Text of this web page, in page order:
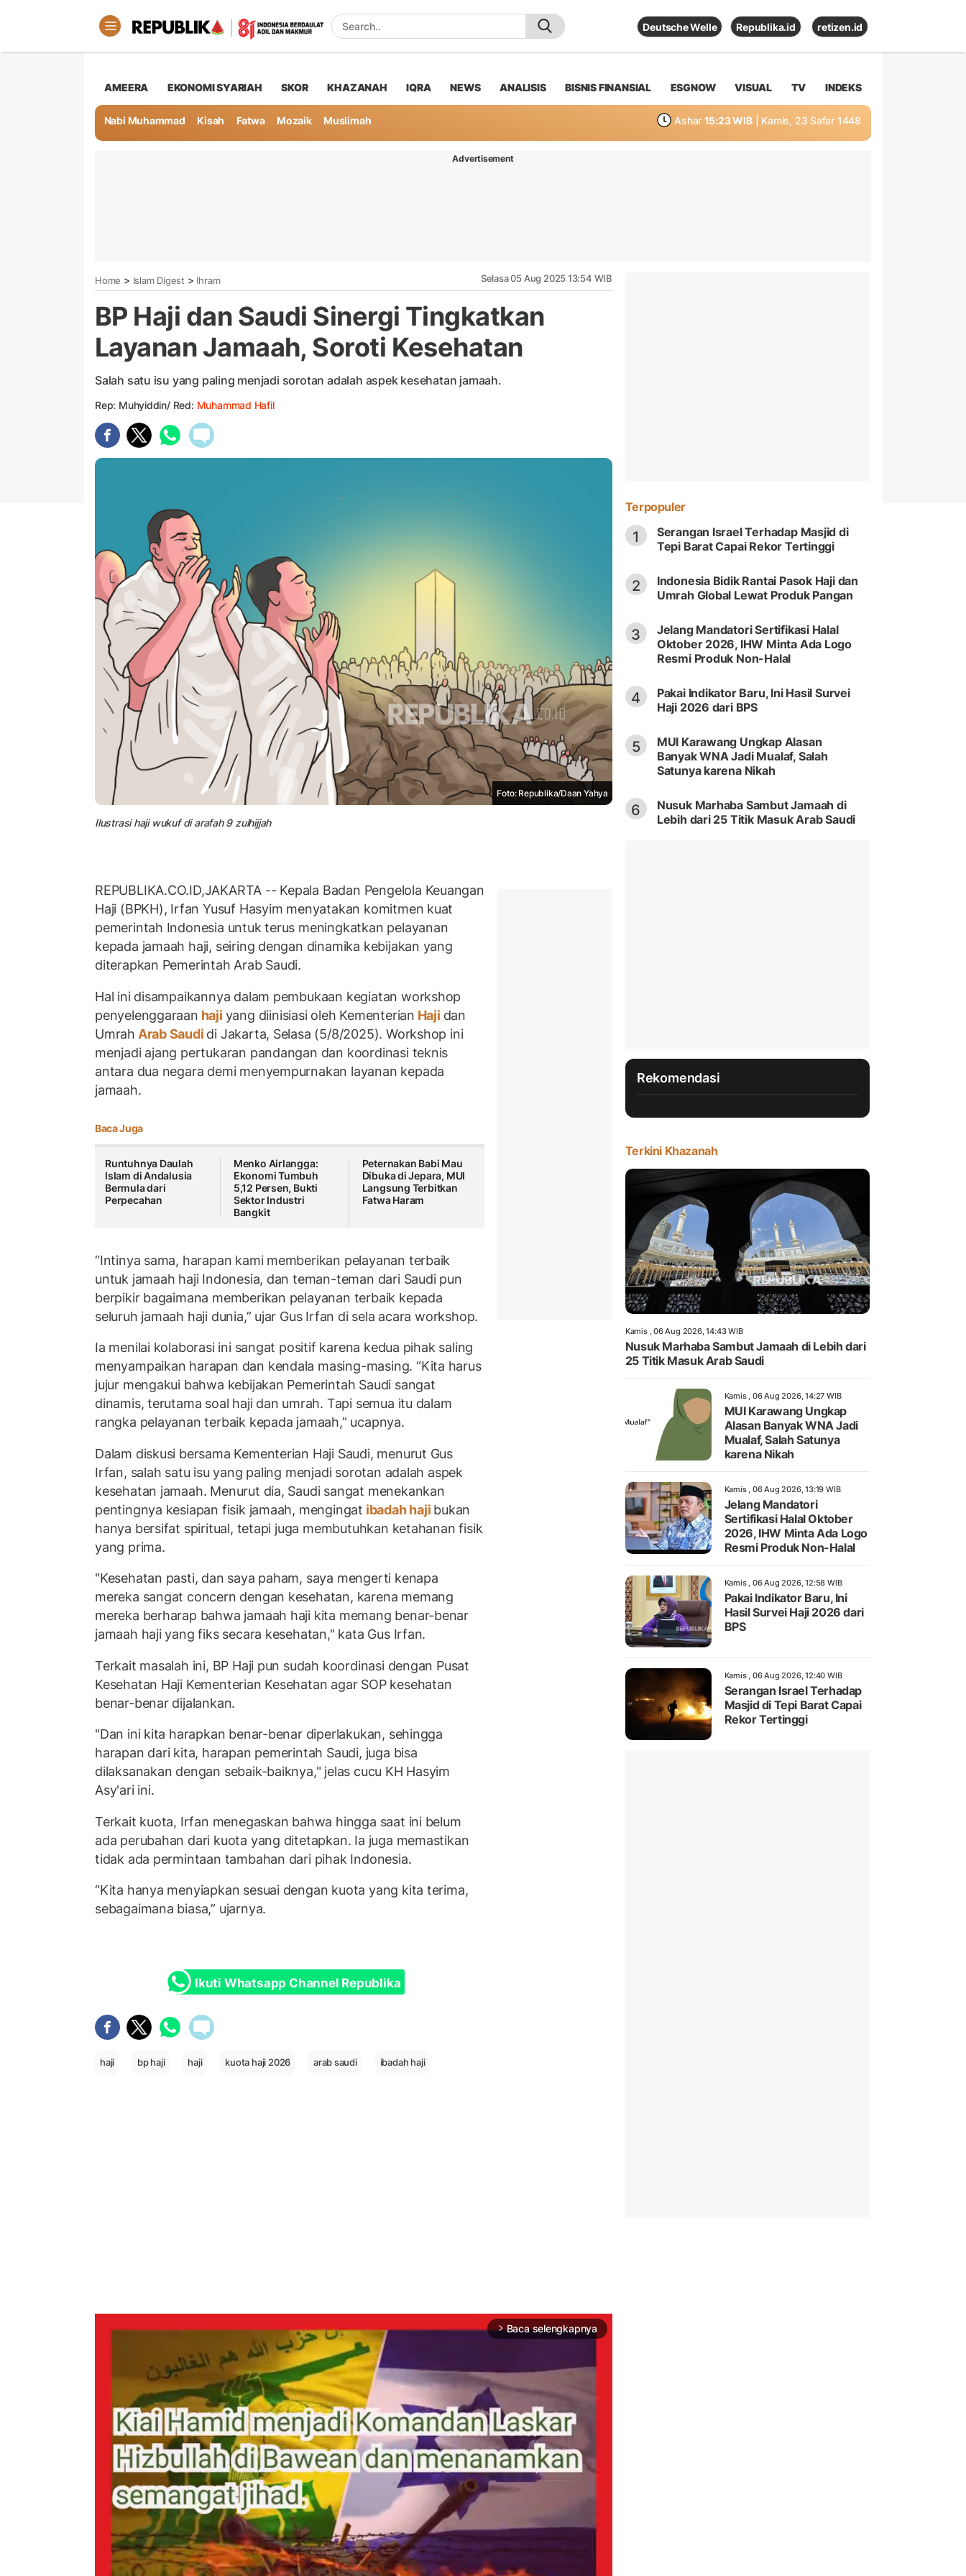
Deutsche Welle Republika.id retizen.id
AMEERA EKONOMI SYARIAH SKOR KHAZANAH IQRA NEWS ANALISIS BISNIS FINANSIAL ESGNOW VISUAL TV INDEKS
Nabi Muhammad Kisah Fatwa Mozaik Muslimah Ashar 15:23 WIB | Kamis, 23 Safar 1448
Advertisement
Home > Islam Digest > Ihram Selasa 05 Aug 2025 13:54 WIB
BP Haji dan Saudi Sinergi Tingkatkan
Layanan Jamaah, Soroti Kesehatan
Salah satu isu yang paling menjadi sorotan adalah aspek kesehatan jamaah.
Rep: Muhyiddin/ Red: Muhammad Hafil
Foto: Republika/Daan Yahya
Ilustrasi haji wukuf di arafah 9 zulhijjah
REPUBLIKA.CO.ID,JAKARTA -- Kepala Badan Pengelola Keuangan
Haji (BPKH), Irfan Yusuf Hasyim menyatakan komitmen kuat
pemerintah Indonesia untuk terus meningkatkan pelayanan
kepada jamaah haji, seiring dengan dinamika kebijakan yang
diterapkan Pemerintah Arab Saudi.
Hal ini disampaikannya dalam pembukaan kegiatan workshop
penyelenggaraan haji yang diinisiasi oleh Kementerian Haji dan
Umrah Arab Saudi di Jakarta, Selasa (5/8/2025). Workshop ini
menjadi ajang pertukaran pandangan dan koordinasi teknis
antara dua negara demi menyempurnakan layanan kepada
jamaah.
Baca Juga
Runtuhnya Daulah
Islam di Andalusia
Bermula dari
Perpecahan
Menko Airlangga:
Ekonomi Tumbuh
5,12 Persen, Bukti
Sektor Industri
Bangkit
Peternakan Babi Mau
Dibuka di Jepara, MUI
Langsung Terbitkan
Fatwa Haram
“Intinya sama, harapan kami memberikan pelayanan terbaik
untuk jamaah haji Indonesia, dan teman-teman dari Saudi pun
berpikir bagaimana memberikan pelayanan terbaik kepada
seluruh jamaah haji dunia,” ujar Gus Irfan di sela acara workshop.
Ia menilai kolaborasi ini sangat positif karena kedua pihak saling
menyampaikan harapan dan kendala masing-masing. “Kita harus
jujur mengakui bahwa kebijakan Pemerintah Saudi sangat
dinamis, terutama soal haji dan umrah. Tapi semua itu dalam
rangka pelayanan terbaik kepada jamaah,” ucapnya.
Dalam diskusi bersama Kementerian Haji Saudi, menurut Gus
Irfan, salah satu isu yang paling menjadi sorotan adalah aspek
kesehatan jamaah. Menurut dia, Saudi sangat menekankan
pentingnya kesiapan fisik jamaah, mengingat ibadah haji bukan
hanya bersifat spiritual, tetapi juga membutuhkan ketahanan fisik
yang prima.
"Kesehatan pasti, dan saya paham, saya mengerti kenapa
mereka sangat concern dengan kesehatan, karena memang
mereka berharap bahwa jamaah haji kita memang benar-benar
jamaah haji yang fiks secara kesehatan," kata Gus Irfan.
Terkait masalah ini, BP Haji pun sudah koordinasi dengan Pusat
Kesehatan Haji Kementerian Kesehatan agar SOP kesehatan
benar-benar dijalankan.
"Dan ini kita harapkan benar-benar diperlakukan, sehingga
harapan dari kita, harapan pemerintah Saudi, juga bisa
dilaksanakan dengan sebaik-baiknya," jelas cucu KH Hasyim
Asy'ari ini.
Terkait kuota, Irfan menegaskan bahwa hingga saat ini belum
ada perubahan dari kuota yang ditetapkan. Ia juga memastikan
tidak ada permintaan tambahan dari pihak Indonesia.
“Kita hanya menyiapkan sesuai dengan kuota yang kita terima,
sebagaimana biasa,” ujarnya.
Ikuti Whatsapp Channel Republika
haji bp haji haji kuota haji 2026 arab saudi ibadah haji
arrow_forward_ios Baca selengkapnya
Terpopuler
1
Serangan Israel Terhadap Masjid di
Tepi Barat Capai Rekor Tertinggi
2
Indonesia Bidik Rantai Pasok Haji dan
Umrah Global Lewat Produk Pangan
3
Jelang Mandatori Sertifikasi Halal
Oktober 2026, IHW Minta Ada Logo
Resmi Produk Non-Halal
4
Pakai Indikator Baru, Ini Hasil Survei
Haji 2026 dari BPS
5
MUI Karawang Ungkap Alasan
Banyak WNA Jadi Mualaf, Salah
Satunya karena Nikah
6
Nusuk Marhaba Sambut Jamaah di
Lebih dari 25 Titik Masuk Arab Saudi
Rekomendasi
Terkini Khazanah
Kamis , 06 Aug 2026, 14:43 WIB
Nusuk Marhaba Sambut Jamaah di Lebih dari
25 Titik Masuk Arab Saudi
Kamis , 06 Aug 2026, 14:27 WIB
MUI Karawang Ungkap
Alasan Banyak WNA Jadi
Mualaf, Salah Satunya
karena Nikah
Kamis , 06 Aug 2026, 13:19 WIB
Jelang Mandatori
Sertifikasi Halal Oktober
2026, IHW Minta Ada Logo
Resmi Produk Non-Halal
Kamis , 06 Aug 2026, 12:58 WIB
Pakai Indikator Baru, Ini
Hasil Survei Haji 2026 dari
BPS
Kamis , 06 Aug 2026, 12:40 WIB
Serangan Israel Terhadap
Masjid di Tepi Barat Capai
Rekor Tertinggi